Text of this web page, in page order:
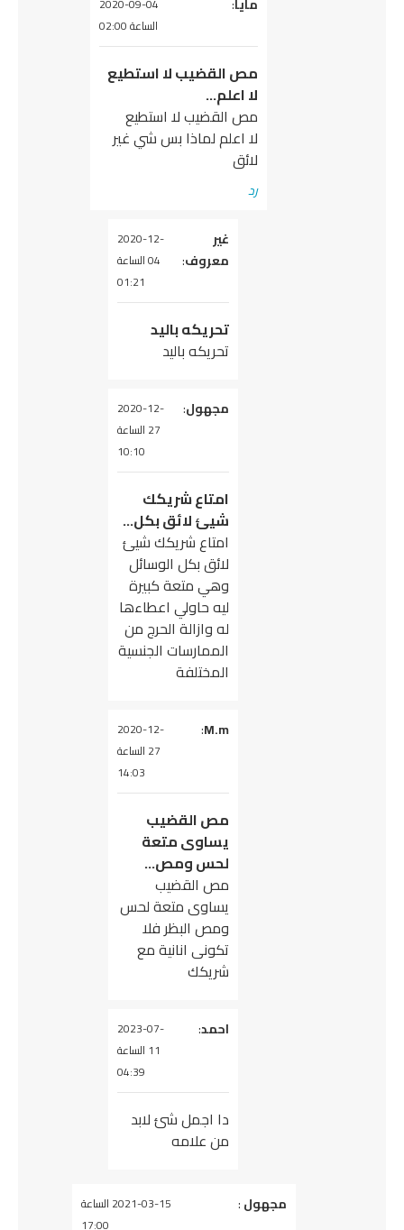
الساعة 02:00
مص القضيب لا استطيع
لا اعلم…
مص القضيب لا استطيع
لا اعلم لماذا بس شي غير
لائق
رد
يقول
غير
معروف:
2020-12-
04 الساعة
01:21
تحريكه باليد
تحريكه باليد
يقول
مجهول:
2020-12-
27 الساعة
10:10
امتاع شريكك
شيئ لائق بكل…
امتاع شريكك شيئ
لائق بكل الوسائل
وهي متعة كبيرة
ليه حاولي اعطاءها
له وازالة الحرج من
الممارسات الجنسية
المختلفة
يقول
M.m
:
2020-12-
27 الساعة
14:03
مص القضيب
يساوى متعة
لحس ومص…
مص القضيب
يساوى متعة لحس
ومص البظر فلا
تكونى انانية مع
شريكك
يقول
احمد:
2023-07-
11 الساعة
04:39
دا اجمل شئ لابد
من علامه
يقول
مجهول:
2021-03-15 الساعة
17:00